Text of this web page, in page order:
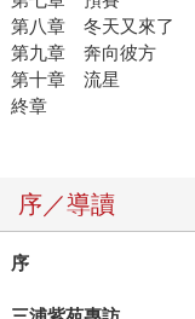
第八章 冬天又來了
第九章 奔向彼方
第十章 流星
終章
序／導讀
序